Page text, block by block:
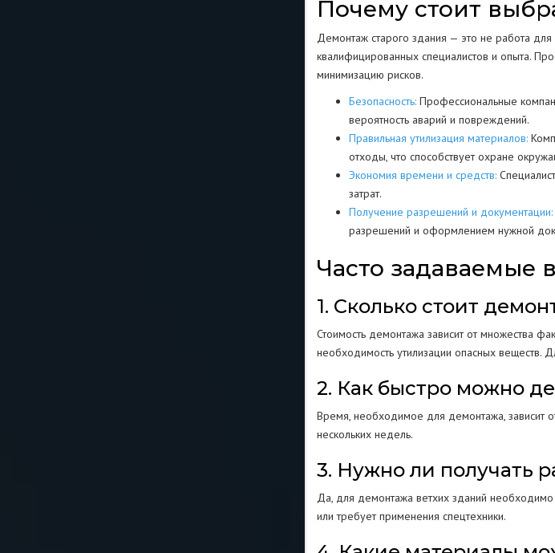
Почему стоит
Демонтаж старого здания — это не работа
квалифицированных специалистов и опыта.
минимизацию рисков.
Безопасность: Профессиональные
вероятность аварий и повреждений.
Правильная утилизация материалов:
отходы, что способствует охране
Экономия времени и средств:
затрат.
Получение разрешений и документации:
разрешений и оформлением нужной
Часто задаваемые
1. Сколько стоит
Стоимость демонтажа зависит от множества
необходимость утилизации опасных веществ.
2. Как быстро можно
Время, необходимое для демонтажа, зависит
нескольких недель.
3. Нужно ли получать
Да, для демонтажа ветхих зданий необходимо
или требует применения спецтехники.